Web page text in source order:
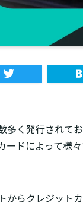
多く発行されて
ードによって様
からクレジット